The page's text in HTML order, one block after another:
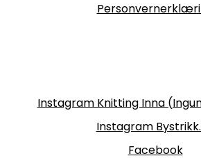
Instagram Knitting Inna
Instagram
Facebook